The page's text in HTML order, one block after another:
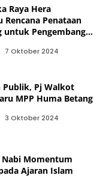
Raya Hera
Rencana Penataan
untuk Pengembangan
7 Oktober 2024
Publik, Pj Walkot
MPP Huma Betang
3 Oktober 2024
Nabi Momentum
Ajaran Islam